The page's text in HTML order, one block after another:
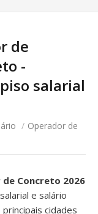
de
-
salarial
/ Operador de
Concreto 2026
e salário
cidades